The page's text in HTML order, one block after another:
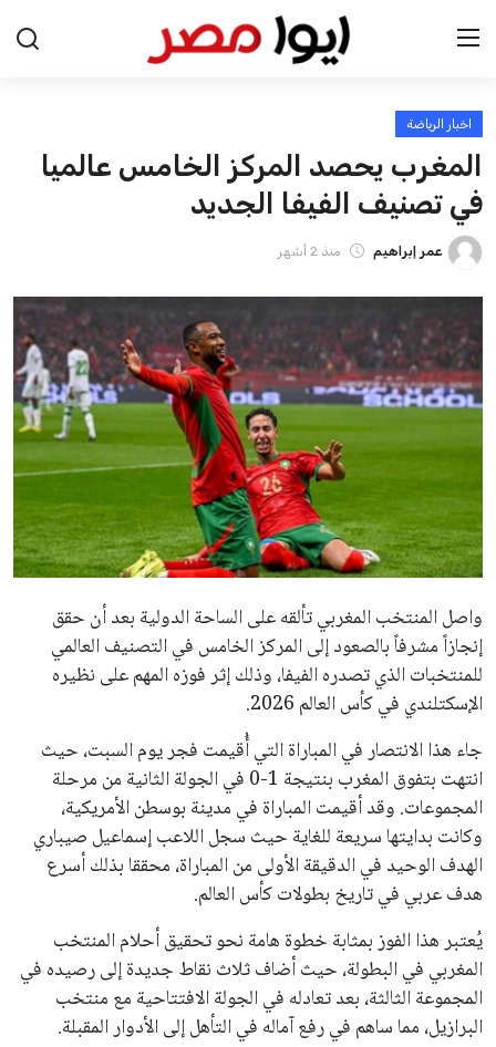
الرئيسية
اخبار مصر
عرب وعالم
اخبار الرياضة
منوعات
علوم وتكنولوجيا
المرأة والجمال
حوادث
محافظات
اخبار الرياضة
المغرب يحصد المركز الخامس عالميا
في تصنيف الفيفا الجديد
عمر إبراهيم منذ 2 أشهر
واصل المنتخب المغربي تألقه على الساحة الدولية بعد أن حقق
إنجازاً مشرفاً بالصعود إلى المركز الخامس في التصنيف العالمي
للمنتخبات الذي تصدره الفيفا، وذلك إثر فوزه المهم على نظيره
الإسكتلندي في كأس العالم 2026.
جاء هذا الانتصار في المباراة التي أُقيمت فجر يوم السبت، حيث
انتهت بتفوق المغرب بنتيجة 1-0 في الجولة الثانية من مرحلة
المجموعات. وقد أقيمت المباراة في مدينة بوسطن الأمريكية،
وكانت بدايتها سريعة للغاية حيث سجل اللاعب إسماعيل صيباري
الهدف الوحيد في الدقيقة الأولى من المباراة، محققا بذلك أسرع
هدف عربي في تاريخ بطولات كأس العالم.
يُعتبر هذا الفوز بمثابة خطوة هامة نحو تحقيق أحلام المنتخب
المغربي في البطولة، حيث أضاف ثلاث نقاط جديدة إلى رصيده في
المجموعة الثالثة، بعد تعادله في الجولة الافتتاحية مع منتخب
البرازيل، مما ساهم في رفع آماله في التأهل إلى الأدوار المقبلة.